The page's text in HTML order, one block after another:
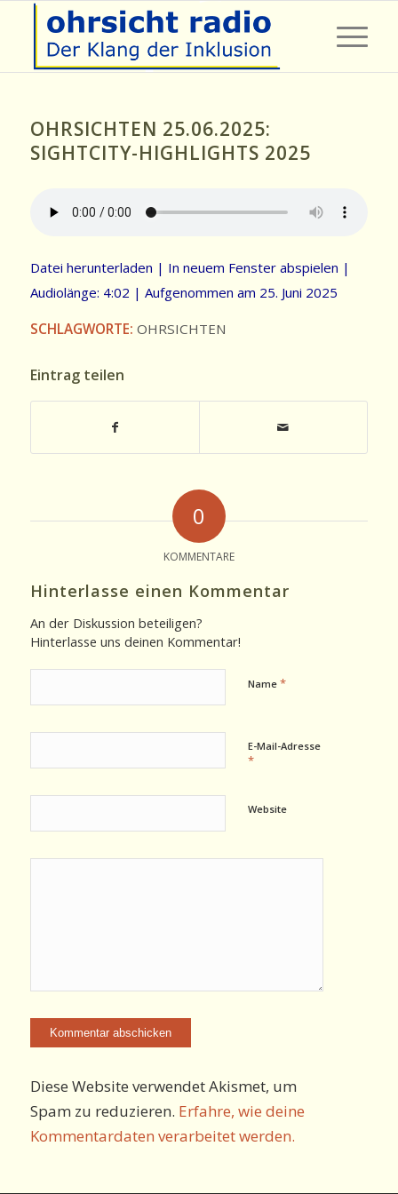
OHRSICHTEN 25.06.2025:
SIGHTCITY-HIGHLIGHTS 2025
Datei herunterladen | In neuem Fenster abspielen |
Audiolänge: 4:02 | Aufgenommen am 25. Juni 2025
SCHLAGWORTE: OHRSICHTEN
Eintrag teilen
0
KOMMENTARE
Hinterlasse einen Kommentar
An der Diskussion beteiligen?
Hinterlasse uns deinen Kommentar!
Name *
E-Mail-Adresse
*
Website
Diese Website verwendet Akismet, um
Spam zu reduzieren. Erfahre, wie deine
Kommentardaten verarbeitet werden.